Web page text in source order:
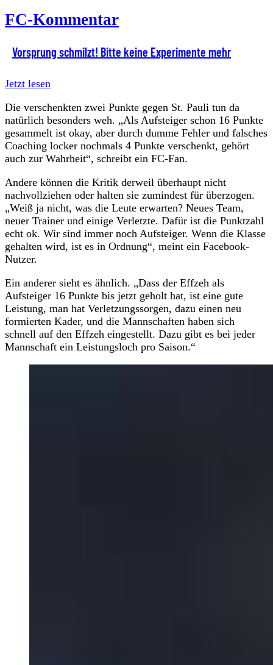
FC-Kommentar
Vorsprung schmilzt! Bitte keine Experimente mehr
Jetzt lesen
Die verschenkten zwei Punkte gegen St. Pauli tun da
natürlich besonders weh. „Als Aufsteiger schon 16 Punkte
gesammelt ist okay, aber durch dumme Fehler und falsches
Coaching locker nochmals 4 Punkte verschenkt, gehört
auch zur Wahrheit“, schreibt ein FC-Fan.
Andere können die Kritik derweil überhaupt nicht
nachvollziehen oder halten sie zumindest für überzogen.
„Weiß ja nicht, was die Leute erwarten? Neues Team,
neuer Trainer und einige Verletzte. Dafür ist die Punktzahl
echt ok. Wir sind immer noch Aufsteiger. Wenn die Klasse
gehalten wird, ist es in Ordnung“, meint ein Facebook-
Nutzer.
Ein anderer sieht es ähnlich. „Dass der Effzeh als
Aufsteiger 16 Punkte bis jetzt geholt hat, ist eine gute
Leistung, man hat Verletzungssorgen, dazu einen neu
formierten Kader, und die Mannschaften haben sich
schnell auf den Effzeh eingestellt. Dazu gibt es bei jeder
Mannschaft ein Leistungsloch pro Saison.“